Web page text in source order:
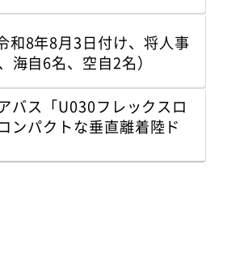
8年8月3日付け、将人事
海自6名、空自2名）
バス「U030フレックスロ
ンパクトな垂直離着陸ド